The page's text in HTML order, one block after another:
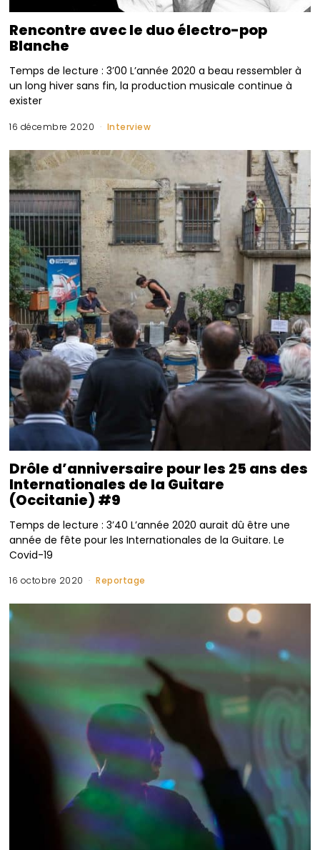
Rencontre avec le duo électro-pop
Blanche
Temps de lecture : 3’00 L’année 2020 a beau ressembler à
un long hiver sans fin, la production musicale continue à
exister
16 décembre 2020 Interview
Drôle d’anniversaire pour les 25 ans des
Internationales de la Guitare
(Occitanie) #9
Temps de lecture : 3’40 L’année 2020 aurait dû être une
année de fête pour les Internationales de la Guitare. Le
Covid-19
16 octobre 2020 Reportage